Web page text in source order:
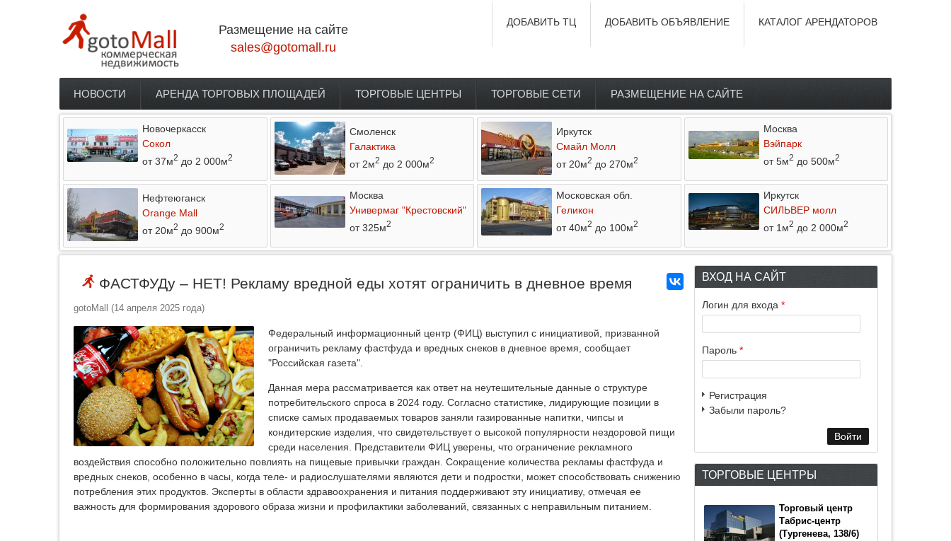
Размещение на сайте
sales@gotomall.ru
КАТАЛОГ АРЕНДАТОРОВ
ДОБАВИТЬ ОБЪЯВЛЕНИЕ
ДОБАВИТЬ ТЦ
Главное меню
НОВОСТИ АРЕНДА ТОРГОВЫХ ПЛОЩАДЕЙ ТОРГОВЫЕ ЦЕНТРЫ ТОРГОВЫЕ СЕТИ РАЗМЕЩЕНИЕ НА САЙТЕ
Новочеркасск
Сокол
от 37м2 до 2 000м2
Смоленск
Галактика
от 2м2 до 2 000м2
Иркутск
Смайл Молл
от 20м2 до 270м2
Москва
Вэйпарк
от 5м2 до 500м2
Нефтеюганск
Orange Mall
от 20м2 до 900м2
Москва
Универмаг "Крестовский"
от 325м2
Московская обл.
Геликон
от 40м2 до 100м2
Иркутск
СИЛЬВЕР молл
от 1м2 до 2 000м2
ФАСТФУДу – НЕТ! Рекламу вредной еды хотят ограничить в дневное время
gotoMall (14 апреля 2025 года)
Федеральный информационный центр (ФИЦ) выступил с инициативой, призванной
ограничить рекламу фастфуда и вредных снеков в дневное время, сообщает
"Российская газета".
Данная мера рассматривается как ответ на неутешительные данные о структуре
потребительского спроса в 2024 году. Согласно статистике, лидирующие позиции в
списке самых продаваемых товаров заняли газированные напитки, чипсы и
кондитерские изделия, что свидетельствует о высокой популярности нездоровой пищи
среди населения. Представители ФИЦ уверены, что ограничение рекламного
воздействия способно положительно повлиять на пищевые привычки граждан. Сокращение количества рекламы фастфуда и
вредных снеков, особенно в часы, когда теле- и радиослушателями являются дети и подростки, может способствовать снижению
потребления этих продуктов. Эксперты в области здравоохранения и питания поддерживают эту инициативу, отмечая ее
важность для формирования здорового образа жизни и профилактики заболеваний, связанных с неправильным питанием.
ВХОД НА САЙТ
Логин для входа *
Пароль *
Регистрация
Забыли пароль?
ТОРГОВЫЕ ЦЕНТРЫ
Торговый центр
Табрис-центр
(Тургенева, 138/6)